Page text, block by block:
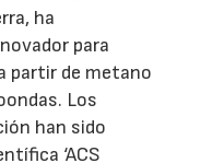
ha
para
partir de metano
Los
han sido
‘ACS